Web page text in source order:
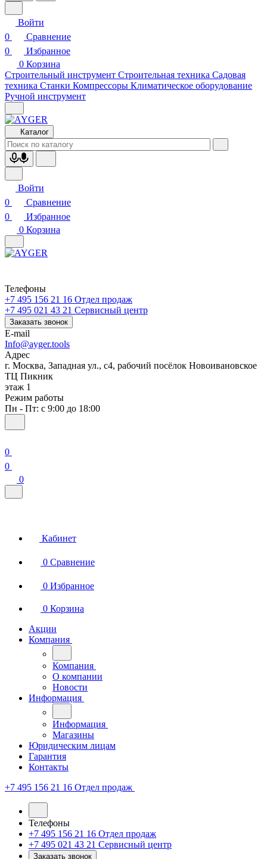
Войти
0
Сравнение
0
Избранное
0 Корзина
Строительный инструмент Строительная техника Садовая
техника Станки Компрессоры Климатическое оборудование
Ручной инструмент
Каталог
Войти
0
Сравнение
0
Избранное
0 Корзина
Телефоны
+7 495 156 21 16 Отдел продаж
+7 495 021 43 21 Cервисный центр
Заказать звонок
E-mail
Info@ayger.tools
Адрес
г. Москва, Западная ул., с4, рабочий посёлок Новоивановское
ТЦ Пикник
этаж 1
Режим работы
Пн - Пт: с 9:00 до 18:00
0
0
0
Кабинет
0 Сравнение
0 Избранное
0 Корзина
Акции
Компания
Компания
О компании
Новости
Информация
Информация
Магазины
Юридическим лицам
Гарантия
Контакты
+7 495 156 21 16 Отдел продаж
Телефоны
+7 495 156 21 16 Отдел продаж
+7 495 021 43 21 Cервисный центр
Заказать звонок